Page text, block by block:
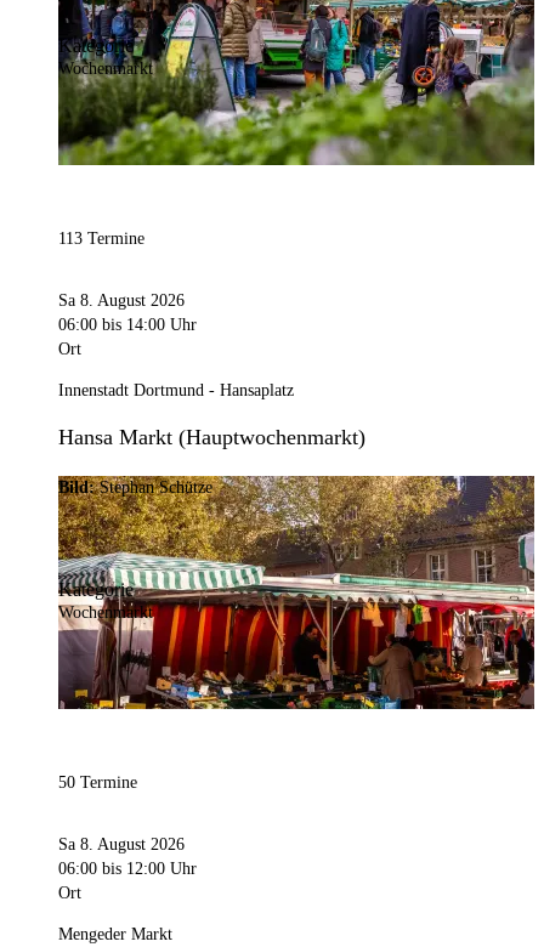
Kategorie
Wochenmarkt
113 Termine
Sa 8. August 2026
06:00 bis 14:00 Uhr
Ort
Innenstadt Dortmund - Hansaplatz
Hansa Markt (Hauptwochenmarkt)
Bild:Stephan Schütze
Kategorie
Wochenmarkt
50 Termine
Sa 8. August 2026
06:00 bis 12:00 Uhr
Ort
Mengeder Markt